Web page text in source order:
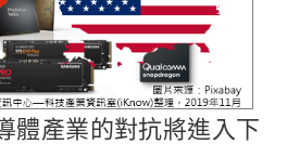
體產業的對抗將進入下